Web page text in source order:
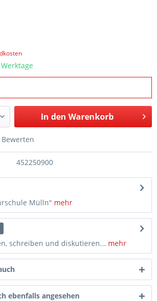
In den Warenkorb
Bewerten
452250900
Mülln" mehr
schreiben und diskutieren... mehr
ebenfalls angesehen